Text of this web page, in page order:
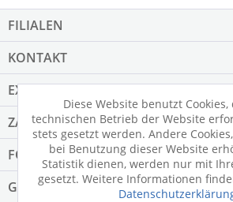
FILIALEN
KONTAKT
EXTRAS
ZAHLUNGSARTEN
FORMALES
GEPRÜFTE SICHERHEIT
Diese Website benutzt
technischen Betrieb der Website
stets gesetzt werden. Andere
bei Benutzung dieser Website
Statistik dienen, werden nur mit
gesetzt. Weitere Informationen